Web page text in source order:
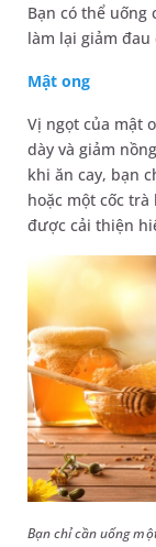
Bạn có thể
làm lại giảm đau
Mật ong
Vị ngọt của mật
dày và giảm
khi ăn cay, bạn
hoặc một cốc
được cải thiện
Bạn chỉ cần uống